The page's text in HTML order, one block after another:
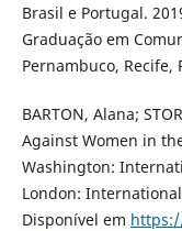
Brasil e Portugal.
Graduação em
Pernambuco, Recife,
BARTON, Alana;
Against Women in
Washington:
London:
Disponível em